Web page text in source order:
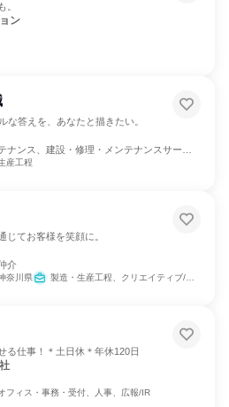
。
ン
な答えを、あなたと描きたい。
ンス、建設・修理・メンテナンスサービ
産工程
じてお客様を笑顔に。
介
奈川県 製造・生産工程、クリエイティブ/デザイン職
る仕事！＊土日休＊年休120日
フィス・事務・受付、人事、広報/IR